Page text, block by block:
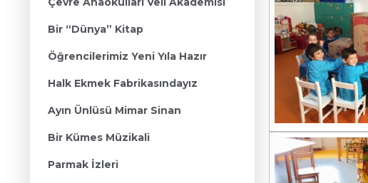
Bir “Dünya” Kitap
Öğrencilerimiz Yeni Yıla Hazır
Halk Ekmek Fabrikasındayız
Ayın Ünlüsü Mimar Sinan
Bir Kümes Müzikali
Parmak İzleri